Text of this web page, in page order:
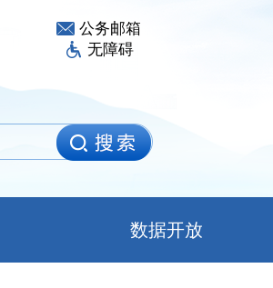
公务邮箱
无障碍
数据开放